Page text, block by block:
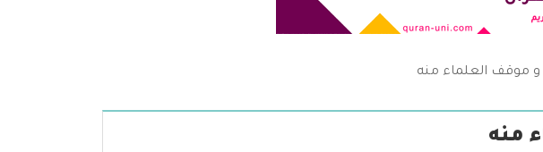
و موقف العلماء منه
منه